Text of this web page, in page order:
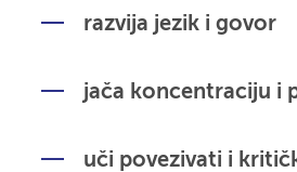
razvija jezik i govor
jača koncentraciju i
uči povezivati i